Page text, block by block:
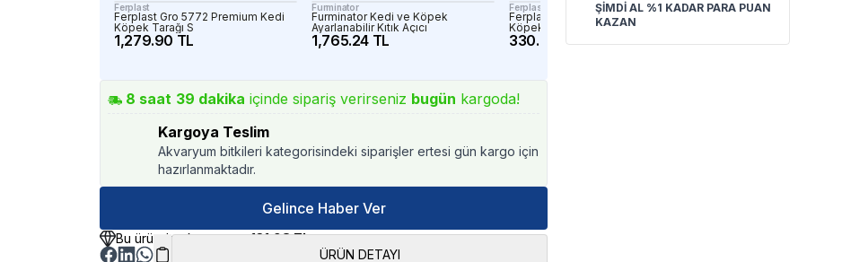
Ferplast
Ferplast Gro 5772 Premium Kedi
Köpek Tarağı S
1,279.90 TL
Furminator
Furminator Kedi ve Köpek
Ayarlanabilir Kıtık Açıcı
1,765.24 TL
Ferplast
Ferplast Gro 5942 Tek Taraflı
Köpek Tarama Fırçası 15cm
330.32 TL
Ferplast
322.32 TL
8 saat 39 dakika içinde sipariş verirseniz bugün kargoda!
Kargoya Teslim
Akvaryum bitkileri kategorisindeki siparişler ertesi gün kargo için
hazırlanmaktadır.
Gelince Haber Ver
Bu üründen kazancınız131.98 TL
ÜRÜN DETAYI
ŞİMDİ AL %1 KADAR PARA PUAN
KAZAN